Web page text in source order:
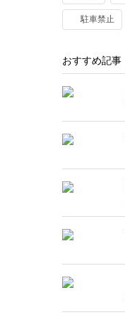
駐車禁止
おすすめ記事